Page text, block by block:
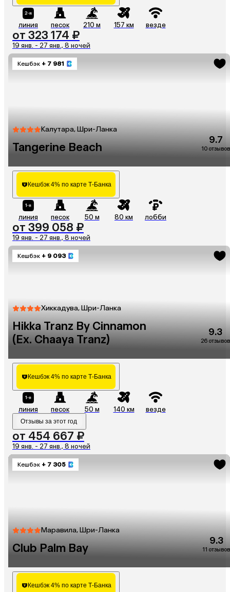
линия песок 210 м 157 км везде
от 323 174 ₽
19 янв. - 27 янв., 8 ночей
Кешбэк + 7 981
Калутара, Шри-Ланка
Tangerine Beach
9.7
10 отзывов
Кешбэк 4% по карте Т-Банка
линия песок 50 м 80 км лобби
от 399 058 ₽
19 янв. - 27 янв., 8 ночей
Кешбэк + 9 093
Хиккадува, Шри-Ланка
Hikka Tranz By Cinnamon
(Ex. Chaaya Tranz)
9.3
26 отзывов
Кешбэк 4% по карте Т-Банка
линия песок 50 м 140 км везде
Отзывы за этот год
от 454 667 ₽
19 янв. - 27 янв., 8 ночей
Кешбэк + 7 305
Маравила, Шри-Ланка
Club Palm Bay
9.3
11 отзывов
Кешбэк 4% по карте Т-Банка